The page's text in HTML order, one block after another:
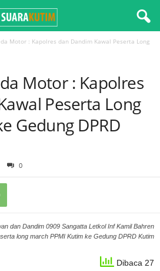
Motor : Kapolres dan Dandim Kawal Peserta Long
Motor : Kapolres
Peserta Long
Gedung DPRD
0
dan Dandim 0909 Sangatta Letkol Inf Kamil Bahren
long march PPMI Kutim ke Gedung DPRD Kutim
Dibaca 27